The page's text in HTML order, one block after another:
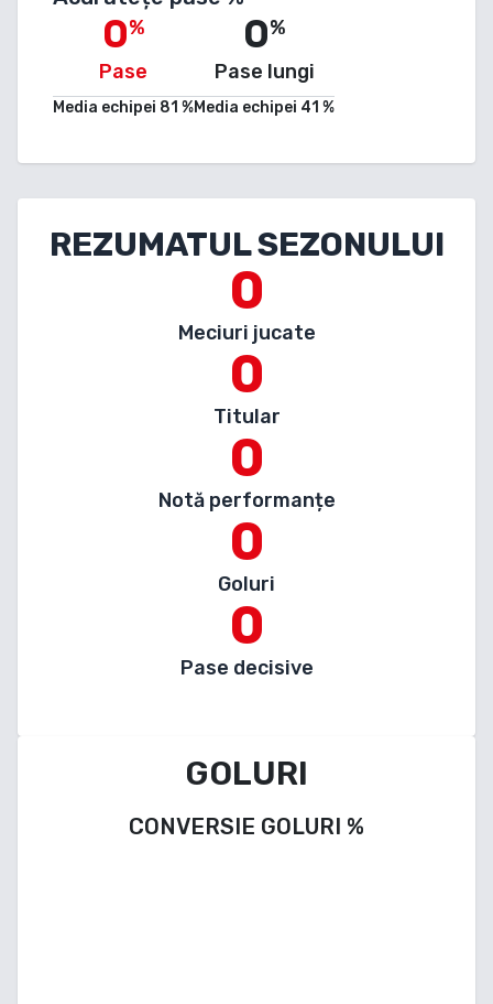
0%
Pase
Media echipei 81 %
0%
Pase lungi
Media echipei 41 %
REZUMATUL SEZONULUI
0
Meciuri jucate
0
Titular
0
Notă performanțe
0
Goluri
0
Pase decisive
GOLURI
CONVERSIE GOLURI %